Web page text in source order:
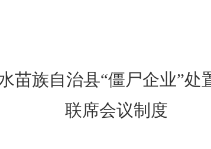
苗族自治县“僵尸企业”处
联席会议制度